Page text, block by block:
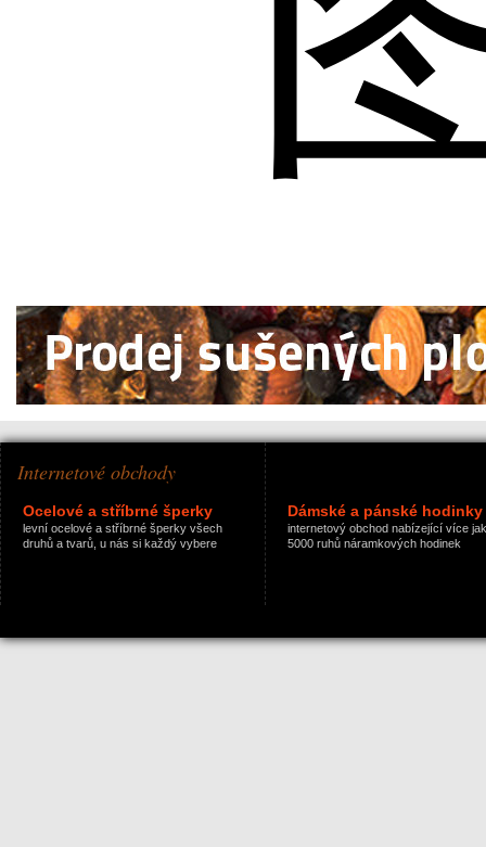
Internetové obchody
Ocelové a stříbrné šperky
levní ocelové a stříbrné šperky všech
druhů a tvarů, u nás si každý vybere
Dámské a pánské hodinky
internetový obchod nabízející více jak
5000 ruhů náramkových hodinek